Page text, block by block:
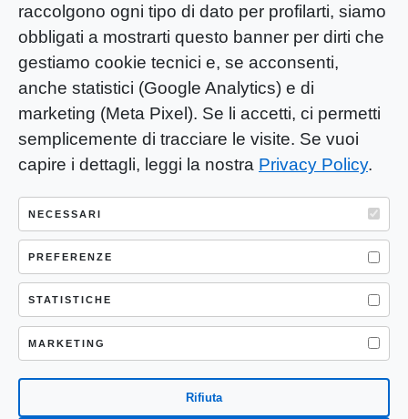
raccolgono ogni tipo di dato per profilarti, siamo
obbligati a mostrarti questo banner per dirti che
gestiamo cookie tecnici e, se acconsenti,
anche statistici (Google Analytics) e di
marketing (Meta Pixel). Se li accetti, ci permetti
semplicemente di tracciare le visite. Se vuoi
capire i dettagli, leggi la nostra Privacy Policy.
NECESSARI
PREFERENZE
STATISTICHE
MARKETING
Rifiuta
YOU-ng Slow Journalism è una testata
giornalistica di proprietà di Mastino S.R.L.
Registrazione presso Trib. Santa Maria
Capua Vetere (CE) n° 900 del 31/01/2025 |
ISSN 3103-4683
P.IVA: 04755530617
Sede Legale: CASERTA – VIA LORENZO MARIA
NERONI 11 CAP 81100